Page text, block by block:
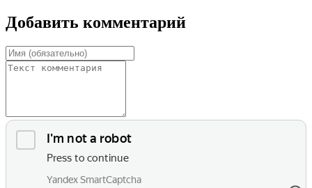
Добавить комментарий